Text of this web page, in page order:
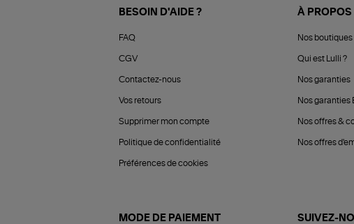
BESOIN D'AIDE ?
FAQ
CGV
Contactez-nous
Vos retours
Supprimer mon compte
Politique de confidentialité
Préférences de cookies
À PROPOS
Nos boutiques
Qui est Lulli ?
Nos garanties
Nos garanties
Nos offres &
Nos offres
MODE DE PAIEMENT SUIVEZ-